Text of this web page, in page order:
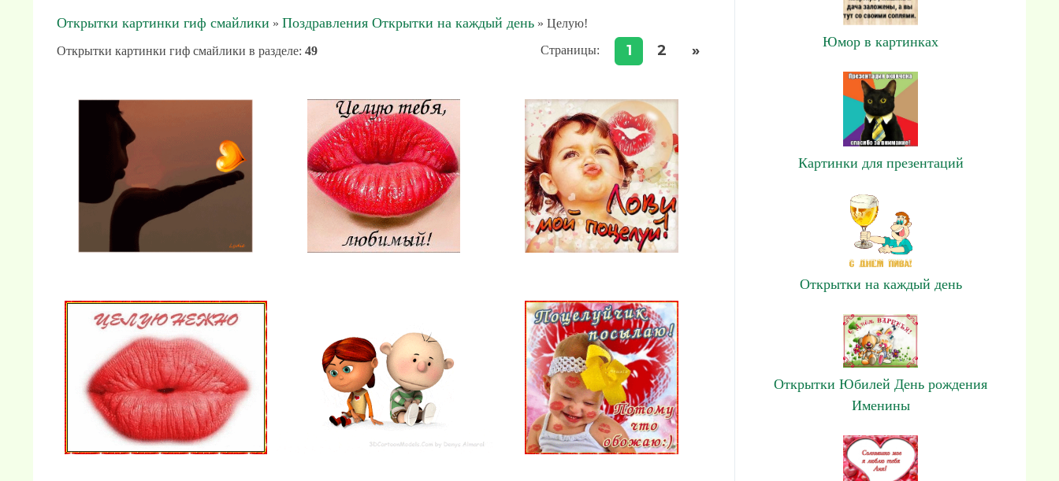
Открытки картинки гиф смайлики » Поздравления Открытки на каждый день » Целую!
Открытки картинки гиф смайлики в разделе: 49 Страницы: 1 2 »
Юмор в картинках
Картинки для презентаций
Открытки на каждый день
Открытки Юбилей День рождения
Именины